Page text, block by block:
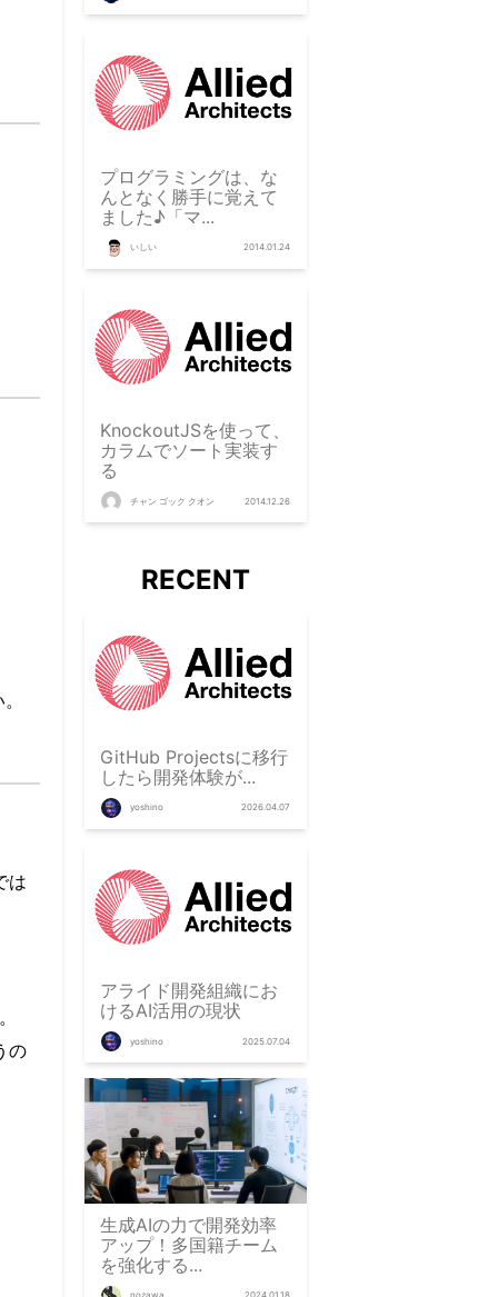
は
の
プログラミングは、な
んとなく勝手に覚えて
ました♪「マ...
いしい 2014.01.24
KnockoutJSを使って、
カラムでソート実装す
る
チャン ゴック クオン 2014.12.26
RECENT
GitHub Projectsに移行
したら開発体験が...
yoshino 2026.04.07
アライド開発組織にお
けるAI活用の現状
yoshino 2025.07.04
生成AIの力で開発効率
アップ！多国籍チーム
を強化する...